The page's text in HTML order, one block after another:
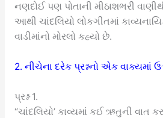
નણદોઈ પણ પોતાની મીઠાશભરી
આથી ચાંદલિયો લોકગીતમાં
વાડીમાંનો મોરલો કહ્યો છે.
2. નીચેના દરેક પ્રશ્નનો એક વાક્યમાં
પ્રશ્ન 1.
“ચાંદલિયો’ કાવ્યમાં કઈ ઋતુની વાત